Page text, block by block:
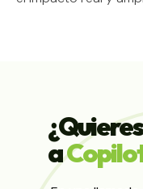
¿Quieres
a